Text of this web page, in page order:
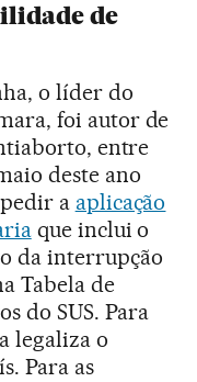
de
o líder do
foi autor de
entre
deste ano
a aplicação
que inclui o
da interrupção
Tabela de
do SUS. Para
legaliza o
Para as